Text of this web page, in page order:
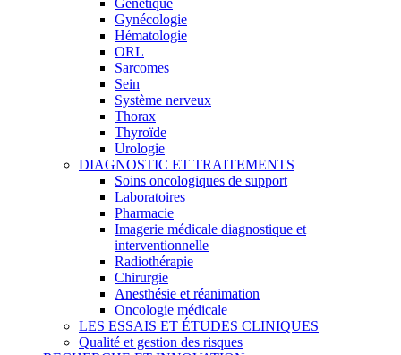
Génétique
Gynécologie
Hématologie
ORL
Sarcomes
Sein
Système nerveux
Thorax
Thyroïde
Urologie
DIAGNOSTIC ET TRAITEMENTS
Soins oncologiques de support
Laboratoires
Pharmacie
Imagerie médicale diagnostique et
interventionnelle
Radiothérapie
Chirurgie
Anesthésie et réanimation
Oncologie médicale
LES ESSAIS ET ÉTUDES CLINIQUES
Qualité et gestion des risques